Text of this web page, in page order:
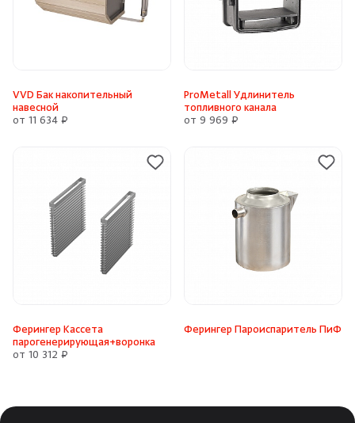
VVD Бак накопительный
навесной
от 11 634 ₽
ProMetall Удлинитель
топливного канала
от 9 969 ₽
Ферингер Кассета
парогенерирующая+воронка
от 10 312 ₽
Ферингер Пароиспаритель ПиФ